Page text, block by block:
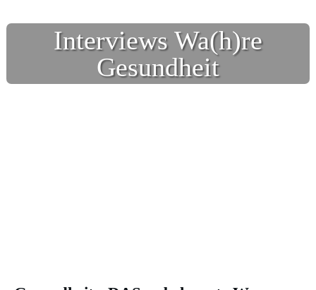
Interviews Wa(h)re
Gesundheit